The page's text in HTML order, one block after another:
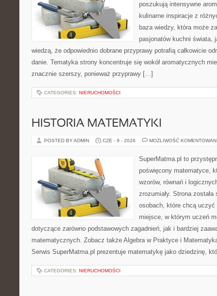
poszukują intensywne
kulinarne inspiracje z
baza wiedzy, która może
pasjonatów kuchni świata,
wiedzą, że odpowiednio dobrane przyprawy potrafią całkowicie
danie. Tematyka strony koncentruje się wokół aromatycznych
znacznie szerszy, ponieważ przyprawy […]
CATEGORIES: NIERUCHOMOŚCI
HISTORIA MATEMATYKI
POSTED BY ADMIN CZE - 9 - 2026 MOŻLIWOŚĆ
SuperMatma.pl to
poświęcony matematyce,
wzorów, równań i
zrozumiały. Strona
osobach, które chcą
miejsce, w którym uczeń
dotyczące zarówno podstawowych zagadnień, jak i bardziej
matematycznych. Zobacz także Algebra w Praktyce i
Serwis SuperMatma.pl prezentuje matematykę jako dziedzinę,
CATEGORIES: NIERUCHOMOŚCI